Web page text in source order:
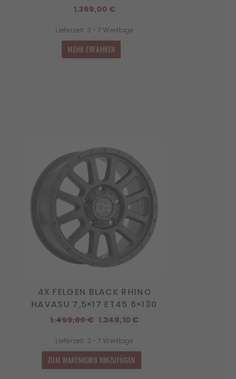
1.399,00 €
Lieferzeit: 3 - 7 Werktage
MEHR ERFAHREN
4X FELGEN BLACK RHINO
HAVASU 7,5×17 ET45 6×130
1.499,00€ Ursprünglicher
war:
1.499,00 €
1.349,10€Aktueller
Lieferzeit: 3 - 7 Werktage
ZUM WARENKORB HINZUFÜGEN